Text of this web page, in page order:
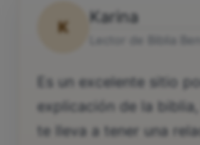
K
Karina
Es un excelente sitio
explicación de la
te lleva a tener una